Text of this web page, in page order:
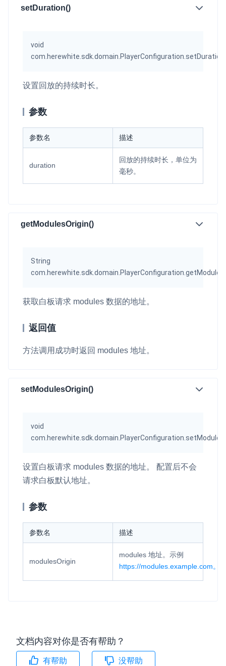
setDuration()
void
com.herewhite.sdk.domain.PlayerConfiguration.setDuration
设置回放的持续时长。
参数
参数名 描述
duration
回放的持续时长，单位为
毫秒。
getModulesOrigin()
String
获取白板请求 modules 数据的地址。
返回值
方法调用成功时返回 modules 地址。
setModulesOrigin()
void
设置白板请求 modules 数据的地址。 配置后不会
请求白板默认地址。
参数
参数名 描述
modulesOrigin
modules 地址。示例
https://modules.example.com。
文档内容对你是否有帮助？
有帮助 没帮助